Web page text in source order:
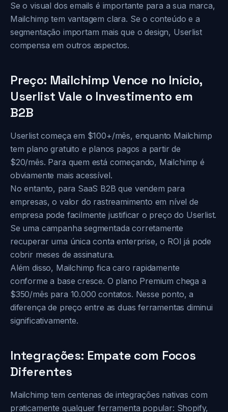
Se o visual dos emails é importante para a sua marca,
Mailchimp tem vantagem clara. Se o conteúdo e a
segmentação importam mais que o design, Userlist
compensa em outros aspectos.
Preço: Mailchimp Vence no Início,
Userlist Vale o Investimento em
B2B
Userlist começa em $100+/mês, enquanto Mailchimp
tem plano gratuito e planos pagos a partir de
$20/mês. Para quem está começando, Mailchimp é
obviamente mais acessível.
No entanto, para SaaS B2B que vendem para
empresas, o valor do rastreamimento em nível de
empresa pode facilmente justificar o preço do Userlist.
Se uma campanha segmentada corretamente
recuperar uma única conta enterprise, o ROI já pode
cobrir meses de assinatura.
Além disso, Mailchimp fica caro rapidamente
conforme a base cresce. O plano Premium chega a
$350/mês para 10.000 contatos. Nesse ponto, a
diferença de preço entre as duas ferramentas diminui
significativamente.
Integrações: Empate com Focos
Diferentes
Mailchimp tem centenas de integrações nativas com
praticamente qualquer ferramenta popular: Shopify,